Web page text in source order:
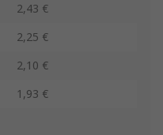
2,43 €
2,25 €
2,10 €
1,93 €